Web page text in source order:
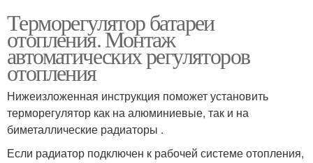
Терморегулятор батареи
отопления. Монтаж
автоматических регуляторов
отопления
Нижеизложенная инструкция поможет установить
терморегулятор как на алюминиевые, так и на
биметаллические радиаторы .
Если радиатор подключен к рабочей системе отопления,